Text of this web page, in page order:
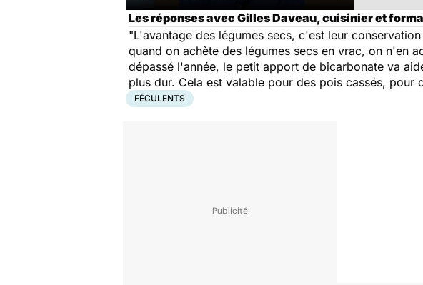
Les réponses avec Gilles Daveau, cuisinier et
"L'avantage des légumes secs, c'est leur
quand on achète des légumes secs en vrac, on n'en
dépassé l'année, le petit apport de bicarbonate va
plus dur. Cela est valable pour des pois cassés, pour
FÉCULENTS